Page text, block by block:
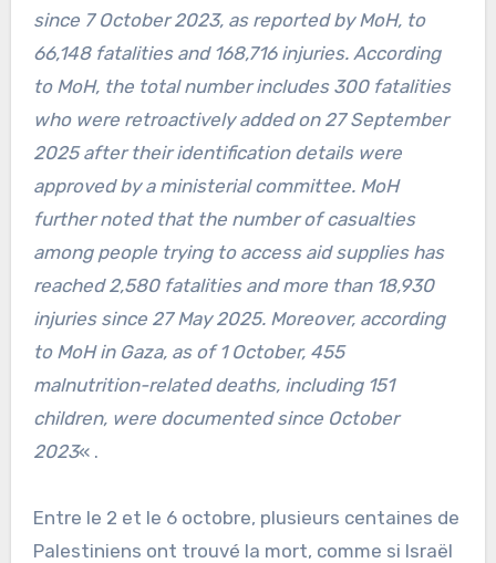
since 7 October 2023, as reported by MoH, to
66,148 fatalities and 168,716 injuries. According
to MoH, the total number includes 300 fatalities
who were retroactively added on 27 September
2025 after their identification details were
approved by a ministerial committee. MoH
further noted that the number of casualties
among people trying to access aid supplies has
reached 2,580 fatalities and more than 18,930
injuries since 27 May 2025. Moreover, according
to MoH in Gaza, as of 1 October, 455
malnutrition-related deaths, including 151
children, were documented since October
2023« .
Entre le 2 et le 6 octobre, plusieurs centaines de
Palestiniens ont trouvé la mort, comme si Israël